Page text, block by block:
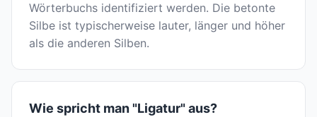
Wörterbuchs identifiziert werden. Die betonte
Silbe ist typischerweise lauter, länger und höher
als die anderen Silben.
Wie spricht man "Ligatur" aus?